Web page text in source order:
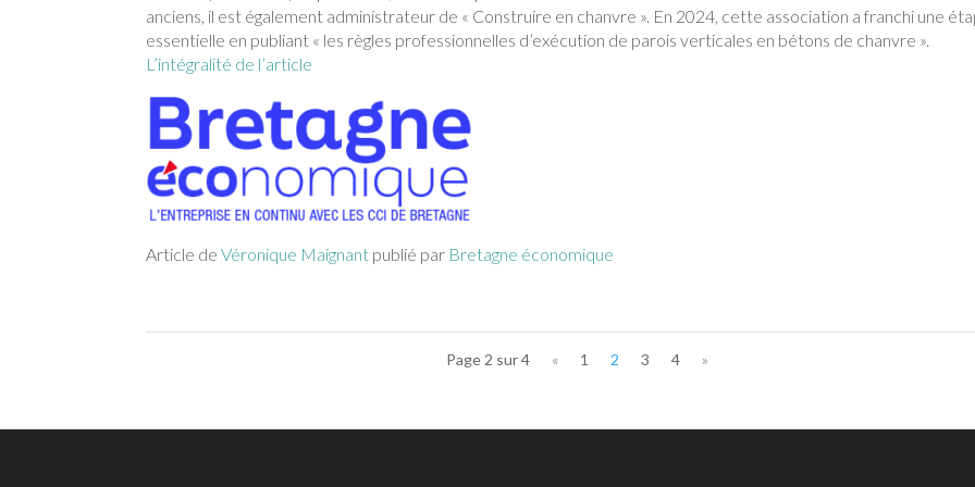
anciens, il est également administrateur de « Construire en chanvre ». En 2024, cette association a franchi une
essentielle en publiant « les règles professionnelles d’exécution de parois verticales en bétons de chanvre ».
L’intégralité de l’article
Article deVéronique Maignant publié par Bretagne économique
Page 2 sur 4 « 1 2 3 4 »